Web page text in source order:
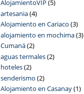
AlojamientoVIP (5)
artesania(4)
Alojamiento en Cariaco (3)
alojamiento en mochima(3)
Cumaná(2)
aguas termales(2)
hoteles(2)
senderismo (2)
Alojamiento en Casanay(1)